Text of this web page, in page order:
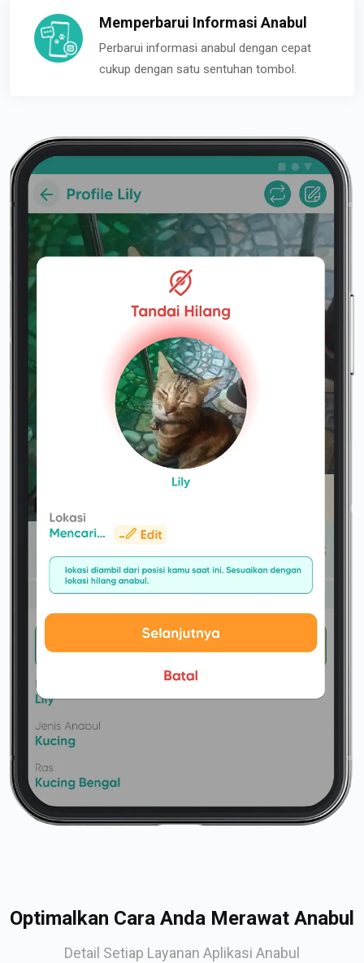
Memperbarui Informasi Anabul
Perbarui informasi anabul dengan cepat
cukup dengan satu sentuhan tombol.
Optimalkan Cara Anda Merawat Anabul
Detail Setiap Layanan Aplikasi Anabul